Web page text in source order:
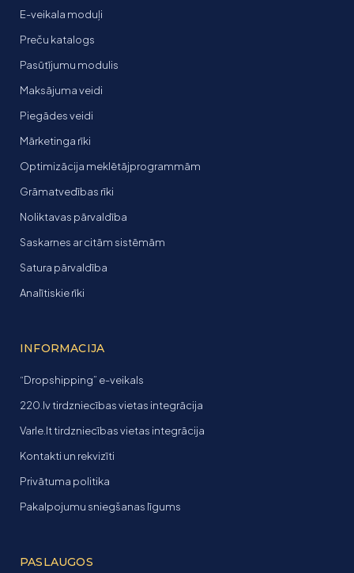
E-veikala moduļi
Preču katalogs
Pasūtījumu modulis
Maksājuma veidi
Piegādes veidi
Mārketinga rīki
Optimizācija meklētājprogrammām
Grāmatvedības rīki
Noliktavas pārvaldība
Saskarnes ar citām sistēmām
Satura pārvaldība
Analītiskie rīki
INFORMACIJA
“Dropshipping” e-veikals
220.lv tirdzniecības vietas integrācija
Varle.lt tirdzniecības vietas integrācija
Kontakti un rekvizīti
Privātuma politika
Pakalpojumu sniegšanas līgums
PASLAUGOS